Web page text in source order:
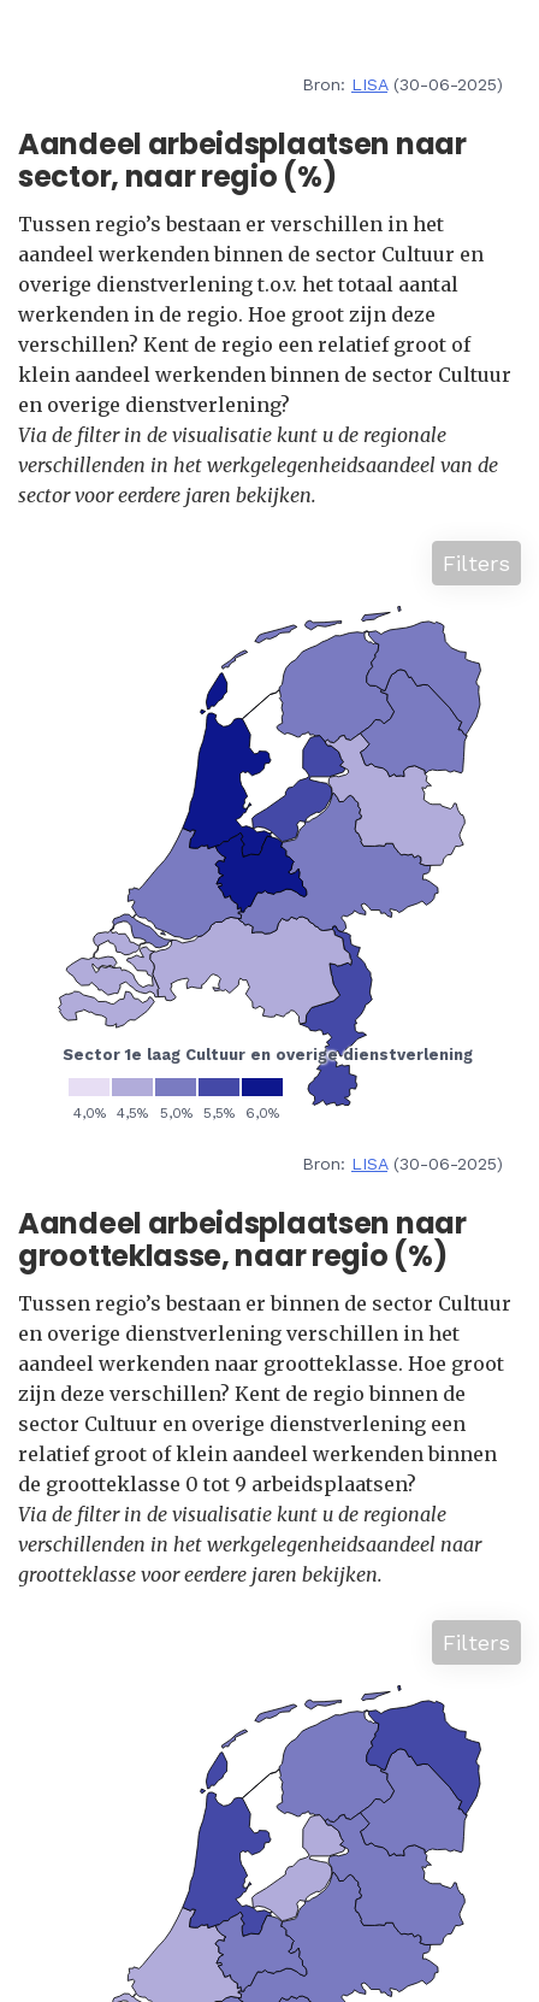
Bron: LISA(30-06-2025)
Aandeel arbeidsplaatsen naar
sector, naar regio (%)
Tussen regio’s bestaan er verschillen in het
aandeel werkenden binnen de sector Cultuur en
overige dienstverlening t.o.v. het totaal aantal
werkenden in de regio. Hoe groot zijn deze
verschillen? Kent de regio een relatief groot of
klein aandeel werkenden binnen de sector Cultuur
en overige dienstverlening?
Via de filter in de visualisatie kunt u de regionale
verschillenden in het werkgelegenheidsaandeel van de
sector voor eerdere jaren bekijken.
Filters
Bron: LISA(30-06-2025)
Aandeel arbeidsplaatsen naar
grootteklasse, naar regio (%)
Tussen regio’s bestaan er binnen de sector Cultuur
en overige dienstverlening verschillen in het
aandeel werkenden naar grootteklasse. Hoe groot
zijn deze verschillen? Kent de regio binnen de
sector Cultuur en overige dienstverlening een
relatief groot of klein aandeel werkenden binnen
de grootteklasse 0 tot 9 arbeidsplaatsen?
Via de filter in de visualisatie kunt u de regionale
verschillenden in het werkgelegenheidsaandeel naar
grootteklasse voor eerdere jaren bekijken.
Filters